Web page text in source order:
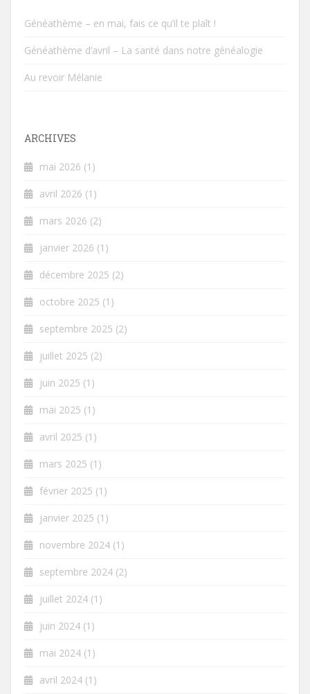
Généathème – en mai, fais ce qu’il te plaît !
Généathème d’avril – La santé dans notre généalogie
Au revoir Mélanie
ARCHIVES
mai 2026 (1)
avril 2026 (1)
mars 2026 (2)
janvier 2026 (1)
décembre 2025 (2)
octobre 2025 (1)
septembre 2025 (2)
juillet 2025 (2)
juin 2025 (1)
mai 2025 (1)
avril 2025 (1)
mars 2025 (1)
février 2025 (1)
janvier 2025 (1)
novembre 2024 (1)
septembre 2024 (2)
juillet 2024 (1)
juin 2024 (1)
mai 2024 (1)
avril 2024 (1)